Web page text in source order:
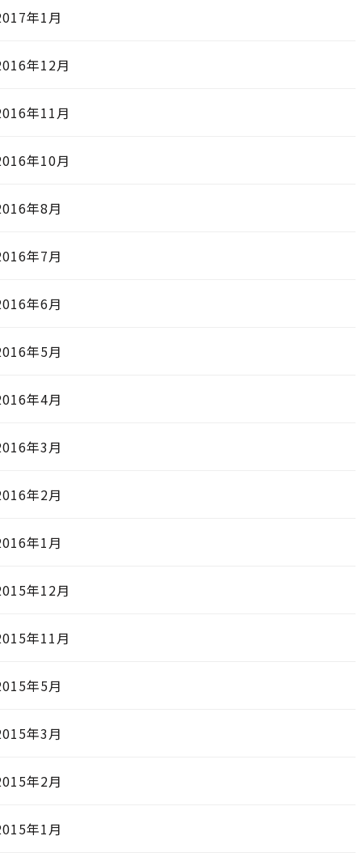
年1月
年12月
年11月
年10月
年8月
年7月
年6月
年5月
年4月
年3月
年2月
年1月
年12月
年11月
年5月
年3月
年2月
年1月